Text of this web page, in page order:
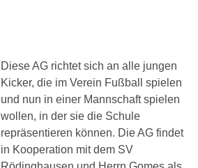
Diese AG richtet sich an alle jungen
Kicker, die im Verein Fußball spielen
und nun in einer Mannschaft spielen
wollen, in der sie die Schule
repräsentieren können. Die AG findet
in Kooperation mit dem SV